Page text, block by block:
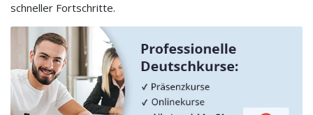
schneller Fortschritte.